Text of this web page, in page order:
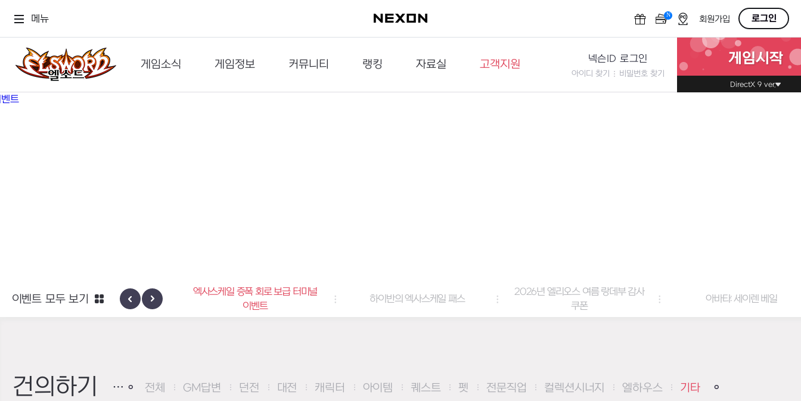
메뉴 N OFF회원가입 로그인
게임소식
공지사항
게임정보
세계관
커뮤니티
이슈게시판
랭킹
던전랭킹
자료실
다운로드
고객지원
문의하기
넥슨ID 로그인
아이디 찾기 비밀번호 찾기
게임시작
DirectX 9 ver.
신규 지역 네블론
엑사스케일 증폭 회로 보급 터미널
이벤트
하이반의 엑사스케일 패스
2026년 엘리오스 여름 랑데부 감사
쿠폰
아바타: 세이렌 베일
이벤트 모두 보기
건의하기 전체 GM답변 던전 대전 캐릭터 아이템 퀘스트 펫 전문직업 컬렉션시너지 엘하우스 기타